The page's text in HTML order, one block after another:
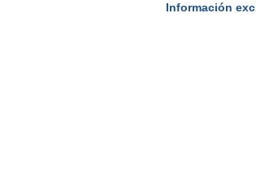
Información